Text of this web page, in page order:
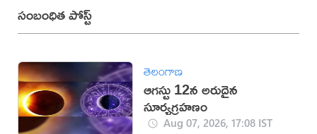
సంబంధిత పోస్ట్
తెలంగాణ
ఆగస్టు 12న అరుదైన
సూర్యగ్రహణం
Aug 07, 2026, 17:08 IST